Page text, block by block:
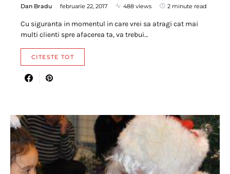
Dan Bradu februarie 22, 2017 488 views 2 minute read
Cu siguranta in momentul in care vrei sa atragi cat mai
multi clienti spre afacerea ta, va trebui…
CITESTE TOT